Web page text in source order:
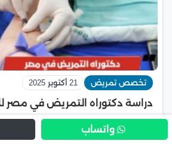
تخصص تمريض 21 أكتوبر 2025
دراسة دكتوراه التمريض في مصر
واتساب